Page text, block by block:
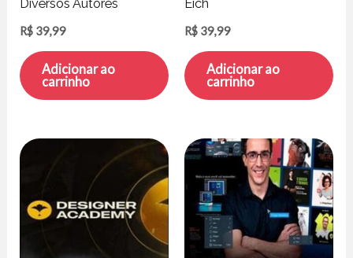
Diversos Autores
R$ 39,99
Adicionar ao
carrinho
Eich
R$ 39,99
Adicionar ao
carrinho